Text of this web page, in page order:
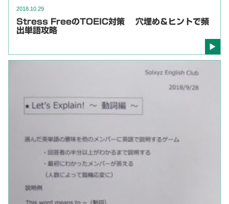
2018.10.29
Stress FreeのTOEIC対策 穴埋め＆ヒントで頻
出単語攻略